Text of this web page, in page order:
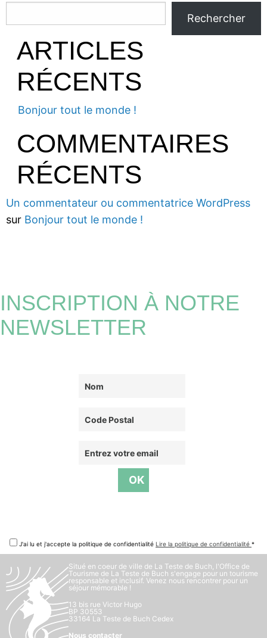
Rechercher
ARTICLES
RÉCENTS
Bonjour tout le monde !
COMMENTAIRES
RÉCENTS
Un commentateur ou commentatrice WordPress
sur Bonjour tout le monde !
INSCRIPTION À NOTRE
NEWSLETTER
J'ai lu et j'accepte la politique de confidentialité Lire la politique de confidentialité *
Situé en coeur de ville de La Teste de Buch, l'Office de
Tourisme de La Teste de Buch s'engage pour un tourisme
responsable et inclusif. Venez nous rencontrer pour un
séjour mémorable !
13 bis rue Victor Hugo
BP 30553
33164 La Teste de Buch Cedex
Nous contacter